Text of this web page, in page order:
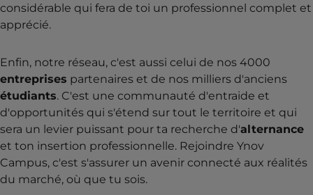
considérable qui fera de toi un professionnel complet et
apprécié.
Enfin, notre réseau, c'est aussi celui de nos 4000
entreprises partenaires et de nos milliers d'anciens
étudiants. C'est une communauté d'entraide et
d'opportunités qui s'étend sur tout le territoire et qui
sera un levier puissant pour ta recherche d'alternance
et ton insertion professionnelle. Rejoindre Ynov
Campus, c'est s'assurer un avenir connecté aux réalités
du marché, où que tu sois.